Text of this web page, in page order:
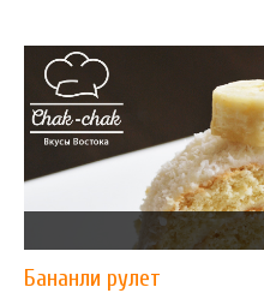
Бананли рулет